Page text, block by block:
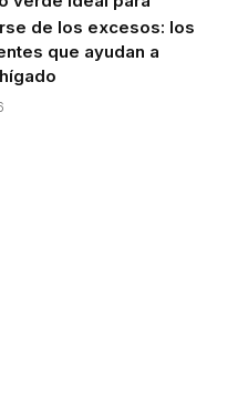
de los excesos: los
que ayudan a